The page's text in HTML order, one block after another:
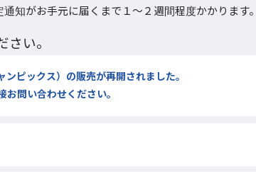
通知がお手元に届くまで１～２週間程度かかります
い。
ピックス）の販売が再開されました。
問い合わせください。